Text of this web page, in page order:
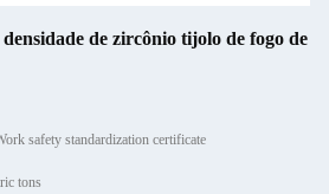
de zircônio tijolo de fogo de
safety standardization certificate
tons